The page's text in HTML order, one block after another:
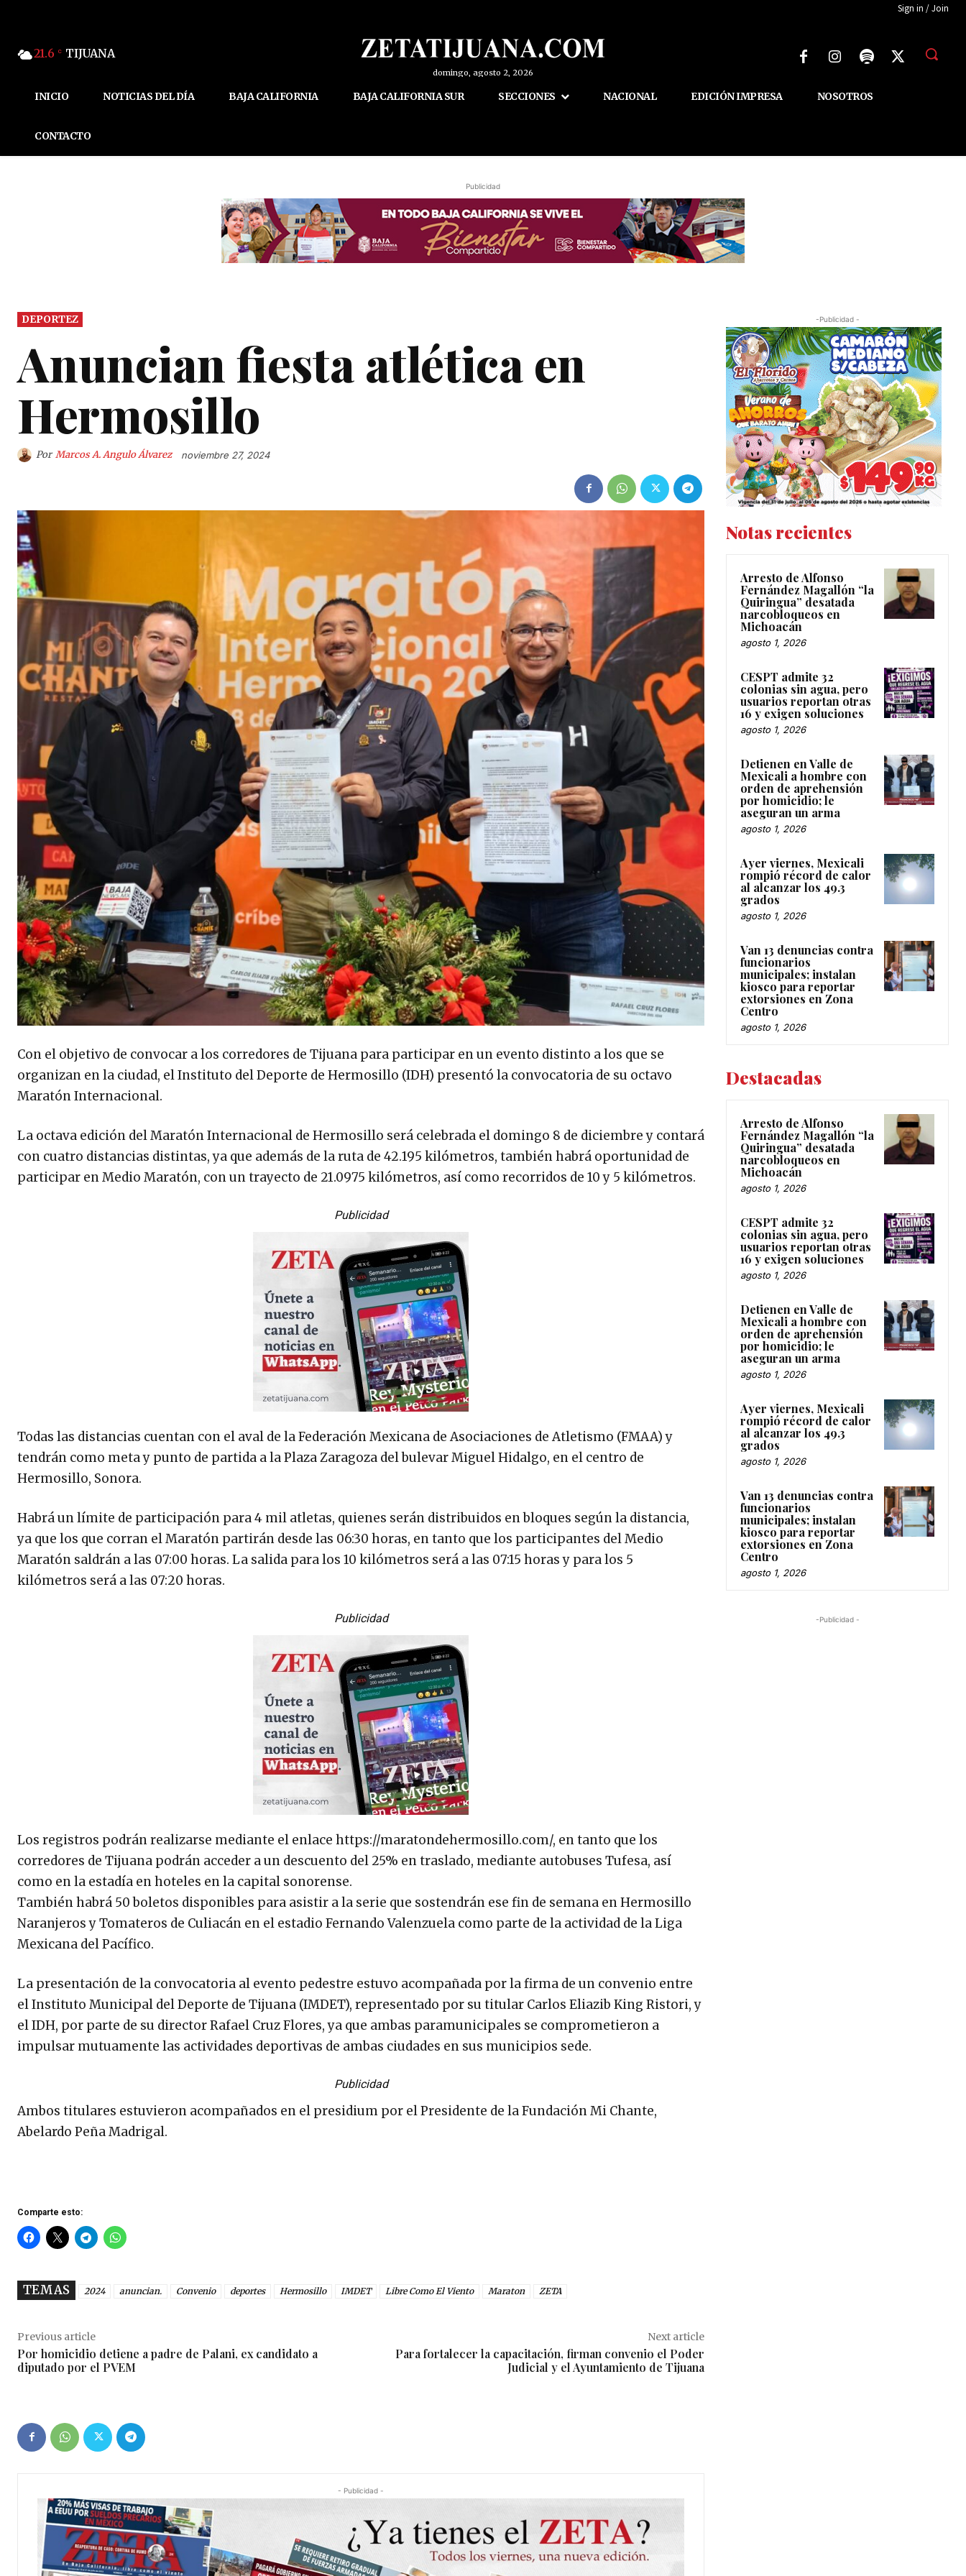
Sign in / Join
21.6 C TIJUANA
domingo, agosto 2, 2026
INICIO NOTICIAS DEL DÍA BAJA CALIFORNIA BAJA CALIFORNIA SUR SECCIONES NACIONAL EDICIÓN IMPRESA NOSOTROS
CONTACTO
Publicidad
DEPORTEZ
Anuncian fiesta atlética en
Hermosillo
Por Marcos A. Angulo Álvarez noviembre 27, 2024
Con el objetivo de convocar a los corredores de Tijuana para participar en un evento distinto a los que se
organizan en la ciudad, el Instituto del Deporte de Hermosillo (IDH) presentó la convocatoria de su octavo
Maratón Internacional.
La octava edición del Maratón Internacional de Hermosillo será celebrada el domingo 8 de diciembre y contará
con cuatro distancias distintas, ya que además de la ruta de 42.195 kilómetros, también habrá oportunidad de
participar en Medio Maratón, con un trayecto de 21.0975 kilómetros, así como recorridos de 10 y 5 kilómetros.
Publicidad
Todas las distancias cuentan con el aval de la Federación Mexicana de Asociaciones de Atletismo (FMAA) y
tendrán como meta y punto de partida a la Plaza Zaragoza del bulevar Miguel Hidalgo, en el centro de
Hermosillo, Sonora.
Habrá un límite de participación para 4 mil atletas, quienes serán distribuidos en bloques según la distancia,
ya que los que corran el Maratón partirán desde las 06:30 horas, en tanto que los participantes del Medio
Maratón saldrán a las 07:00 horas. La salida para los 10 kilómetros será a las 07:15 horas y para los 5
kilómetros será a las 07:20 horas.
Publicidad
Los registros podrán realizarse mediante el enlace https://maratondehermosillo.com/, en tanto que los
corredores de Tijuana podrán acceder a un descuento del 25% en traslado, mediante autobuses Tufesa, así
como en la estadía en hoteles en la capital sonorense.
También habrá 50 boletos disponibles para asistir a la serie que sostendrán ese fin de semana en Hermosillo
Naranjeros y Tomateros de Culiacán en el estadio Fernando Valenzuela como parte de la actividad de la Liga
Mexicana del Pacífico.
La presentación de la convocatoria al evento pedestre estuvo acompañada por la firma de un convenio entre
el Instituto Municipal del Deporte de Tijuana (IMDET), representado por su titular Carlos Eliazib King Ristori, y
el IDH, por parte de su director Rafael Cruz Flores, ya que ambas paramunicipales se comprometieron a
impulsar mutuamente las actividades deportivas de ambas ciudades en sus municipios sede.
Publicidad
Ambos titulares estuvieron acompañados en el presidium por el Presidente de la Fundación Mi Chante,
Abelardo Peña Madrigal.
Comparte esto:
TEMAS 2024 anuncian. Convenio deportes Hermosillo IMDET Libre Como El Viento Maraton ZETA
Previous article
Por homicidio detiene a padre de Palani, ex candidato a
diputado por el PVEM
Next article
Para fortalecer la capacitación, firman convenio el Poder
Judicial y el Ayuntamiento de Tijuana
- Publicidad -
-Publicidad -
Notas recientes
Arresto de Alfonso
Fernández Magallón “la
Quiringua” desatada
narcobloqueos en
Michoacán
agosto 1, 2026
CESPT admite 32
colonias sin agua, pero
usuarios reportan otras
16 y exigen soluciones
agosto 1, 2026
Detienen en Valle de
Mexicali a hombre con
orden de aprehensión
por homicidio; le
aseguran un arma
agosto 1, 2026
Ayer viernes, Mexicali
rompió récord de calor
al alcanzar los 49.3
grados
agosto 1, 2026
Van 13 denuncias contra
funcionarios
municipales; instalan
kiosco para reportar
extorsiones en Zona
Centro
agosto 1, 2026
Destacadas
Arresto de Alfonso
Fernández Magallón “la
Quiringua” desatada
narcobloqueos en
Michoacán
agosto 1, 2026
CESPT admite 32
colonias sin agua, pero
usuarios reportan otras
16 y exigen soluciones
agosto 1, 2026
Detienen en Valle de
Mexicali a hombre con
orden de aprehensión
por homicidio; le
aseguran un arma
agosto 1, 2026
Ayer viernes, Mexicali
rompió récord de calor
al alcanzar los 49.3
grados
agosto 1, 2026
Van 13 denuncias contra
funcionarios
municipales; instalan
kiosco para reportar
extorsiones en Zona
Centro
agosto 1, 2026
-Publicidad -